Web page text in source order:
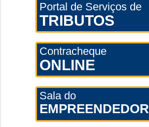
Portal de Serviços de
TRIBUTOS
Contracheque
ONLINE
Sala do
EMPREENDEDOR